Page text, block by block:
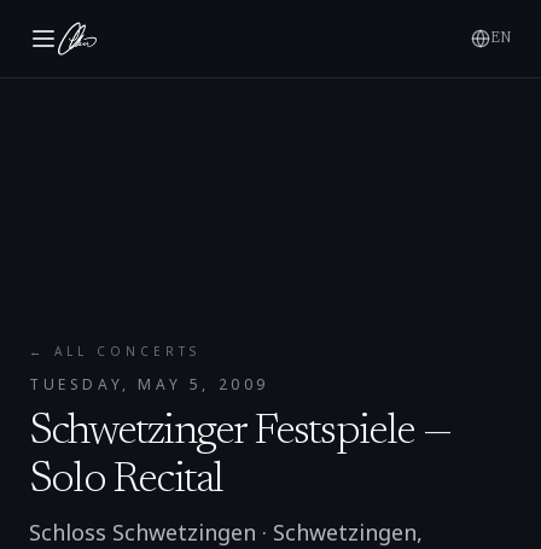
EN
← ALL CONCERTS
TUESDAY, MAY 5, 2009
Schwetzinger Festspiele —
Solo Recital
Schloss Schwetzingen · Schwetzingen,